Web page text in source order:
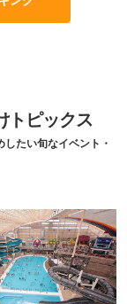
トピックス
たい旬なイベント・